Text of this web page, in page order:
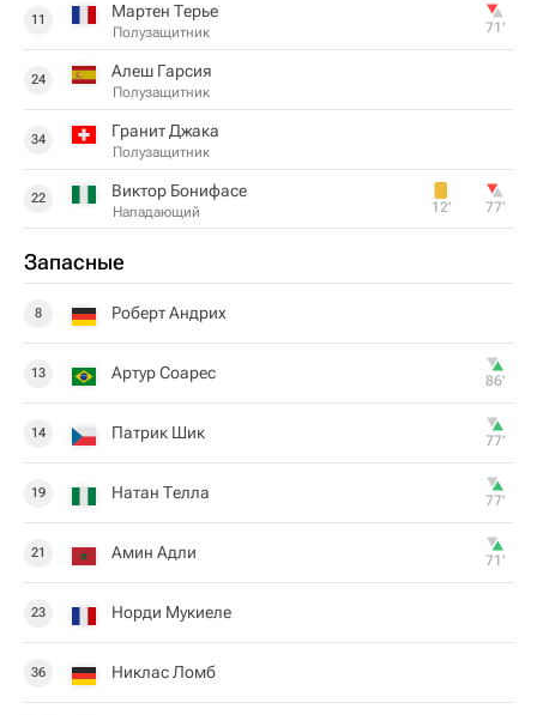
11 Мартен Терье
Полузащитник 71‎’‎
24 Алеш Гарсия
Полузащитник
34 Гранит Джака
Полузащитник
22 Виктор Бонифасе
Нападающий 12‎’‎ 77‎’‎
Запасные
8 Роберт Андрих
13 Артур Соарес 86‎’‎
14 Патрик Шик 77‎’‎
19 Натан Телла 77‎’‎
21 Амин Адли 71‎’‎
23 Норди Мукиеле
36 Никлас Ломб